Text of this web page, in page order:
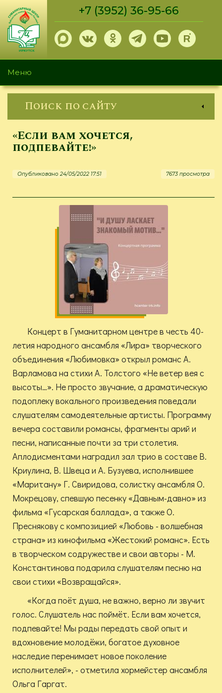
Перейти
основному
содержанию
+7 (3952) 36-95-66
Меню
Поиск по сайту
«Если вам хочется,
подпевайте!»
Опубликовано 24/05/2022 17:51 7673 просмотра
Концерт в Гуманитарном центре в честь 40-
летия народного ансамбля «Лира» творческого
объединения «Любимовка» открыл романс А.
Варламова на стихи А. Толстого «Не ветер вея с
высоты…». Не просто звучание, а драматическую
подоплеку вокального произведения поведали
слушателям самодеятельные артисты. Программу
вечера составили романсы, фрагменты арий и
песни, написанные почти за три столетия.
Аплодисментами наградил зал трио в составе В.
Криулина, В. Швеца и А. Бузуева, исполнившее
«Маритану» Г. Свиридова, солистку ансамбля О.
Мокрецову, спевшую песенку «Давным-давно» из
фильма «Гусарская баллада», а также О.
Преснякову с композицией «Любовь - волшебная
страна» из кинофильма «Жестокий романс». Есть
в творческом содружестве и свои авторы - М.
Константинова подарила слушателям песню на
свои стихи «Возвращайся».
«Когда поёт душа, не важно, верно ли звучит
голос. Слушатель нас поймёт. Если вам хочется,
подпевайте! Мы рады передать свой опыт и
вдохновение молодёжи, богатое духовное
наследие перенимает новое поколение
исполнителей», - отметила хормейстер ансамбля
Ольга Гаргат.